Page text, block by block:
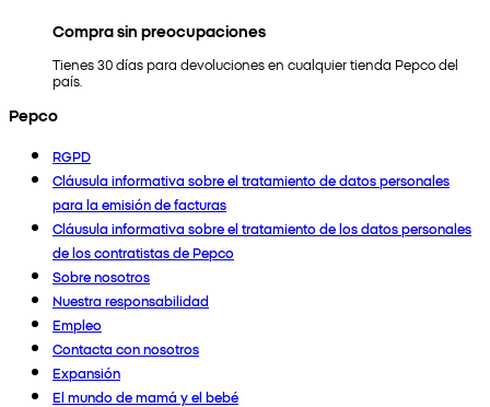
Compra sin preocupaciones
Tienes 30 días para devoluciones en cualquier tienda Pepco del
país.
Pepco
RGPD
Cláusula informativa sobre el tratamiento de datos personales
para la emisión de facturas
Cláusula informativa sobre el tratamiento de los datos personales
de los contratistas de Pepco
Sobre nosotros
Nuestra responsabilidad
Empleo
Contacta con nosotros
Expansión
El mundo de mamá y el bebé